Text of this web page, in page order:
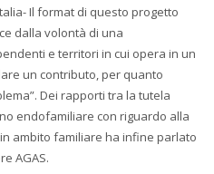
Il format di questo progetto
dalla volontà di una
e territori in cui opera in un
un contributo, per quanto
Dei rapporti tra la tutela
endofamiliare con riguardo alla
ambito familiare ha infine parlato
AGAS.